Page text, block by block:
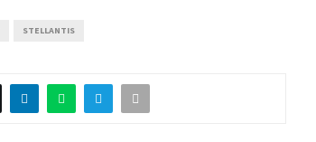
STELLANTIS